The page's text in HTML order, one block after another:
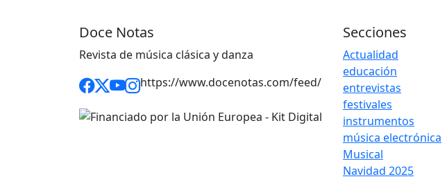
Doce Notas
Revista de música clásica y danza
https://www.docenotas.com/feed/
Secciones
Actualidad
educación
entrevistas
festivales
instrumentos
música electrónica
Musical
Navidad 2025